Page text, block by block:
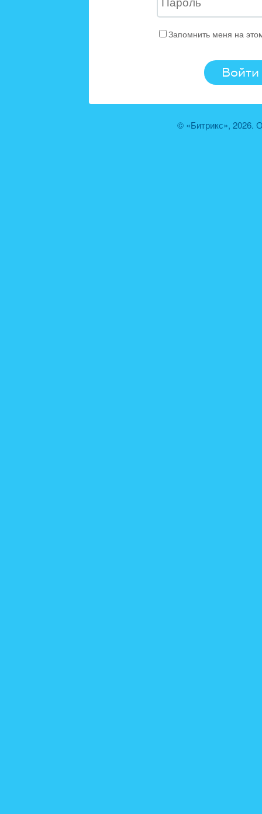
Запомнить меня на
© «Битрикс», 2026.